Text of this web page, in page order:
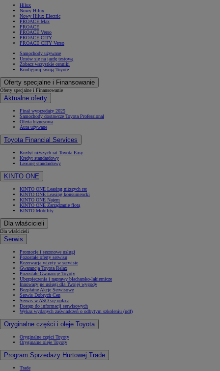
Hilux
Nowy Hilux
Nowy Hilux Electric
PROACE Max
PROACE
PROACE Verso
PROACE CITY
PROACE CITY Verso
Samochody używane
Umów się na jazdę testową
Zobacz wszystkie cenniki
Konfiguruj swoją Toyotę
Oferty specjalne i Finansowanie
Oferty specjalne i Finansowanie
Aktualne oferty
Finał wyprzedaży 2025
Samochody dostawcze Toyota Professional
Oferta biznesowa
Auta używane
Toyota Financial Services
Kredyt niższych rat Toyota Easy
Kredyt standardowy
Leasing standardowy
KINTO ONE
KINTO ONE Leasing niższych rat
KINTO ONE Leasing konsumencki
KINTO ONE Najem
KINTO ONE Zarządzanie flotą
KINTO Mobility
Dla właścicieli
Dla właścicieli
Serwis
Promocje i sezonowe usługi
Pozostałe oferty serwisu
Rezerwacja wizyty w serwisie
Gwarancja Toyota Relax
Pozostałe Gwarancje Toyoty
Ubezpieczenia i naprawy blacharsko-lakiernicze
Innowacyjne usługi dla Twojej wygody
Bezpłatne Akcje Serwisowe
Serwis Dobrych Cen
Serwis w ASO się opłaca
Dostęp do informacji serwisowych
Wykaz wydanych zaświadczeń o odbytym szkoleniu (pdf)
Oryginalne części i oleje Toyota
Oryginalne części Toyoty
Oryginalne oleje Toyoty
Program Sprzedaży Hurtowej Trade
Trade